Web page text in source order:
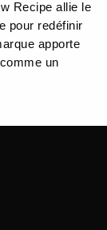
Recipe allie le
pour redéfinir
apporte
un